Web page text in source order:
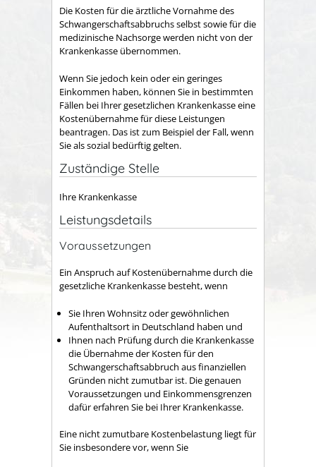
Die Kosten für die ärztliche Vornahme des
Schwangerschaftsabbruchs selbst sowie für die
medizinische Nachsorge werden nicht von der
Krankenkasse übernommen.
Wenn Sie jedoch kein oder ein geringes
Einkommen haben, können Sie in bestimmten
Fällen bei Ihrer gesetzlichen Krankenkasse eine
Kostenübernahme für diese Leistungen
beantragen. Das ist zum Beispiel der Fall, wenn
Sie als sozial bedürftig gelten.
Zuständige Stelle
Ihre Krankenkasse
Leistungsdetails
Voraussetzungen
Ein Anspruch auf Kostenübernahme durch die
gesetzliche Krankenkasse besteht, wenn
Sie Ihren Wohnsitz oder gewöhnlichen
Aufenthaltsort in Deutschland haben und
Ihnen nach Prüfung durch die Krankenkasse
die Übernahme der Kosten für den
Schwangerschaftsabbruch aus finanziellen
Gründen nicht zumutbar ist. Die genauen
Voraussetzungen und Einkommensgrenzen
dafür erfahren Sie bei Ihrer Krankenkasse.
Eine nicht zumutbare Kostenbelastung liegt für
Sie insbesondere vor, wenn Sie